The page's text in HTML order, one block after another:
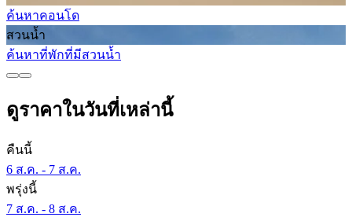
ค้นหาคอนโด
สวนน้ำ
ค้นหาที่พักที่มีสวนน้ำ
ดูราคาในวันที่เหล่านี้
คืนนี้
6 ส.ค. - 7 ส.ค.
พรุ่งนี้
7 ส.ค. - 8 ส.ค.